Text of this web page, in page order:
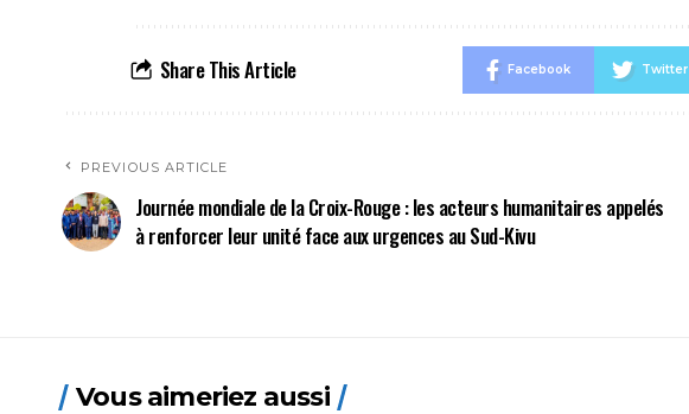
Share This Article Facebook Twitter
PREVIOUS ARTICLE
Journée mondiale de la Croix-Rouge : les acteurs humanitaires appelés
à renforcer leur unité face aux urgences au Sud-Kivu
Vous aimeriez aussi